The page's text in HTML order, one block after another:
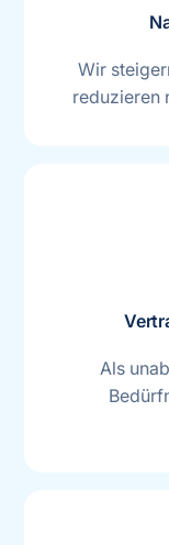
Wir
reduzieren
Als